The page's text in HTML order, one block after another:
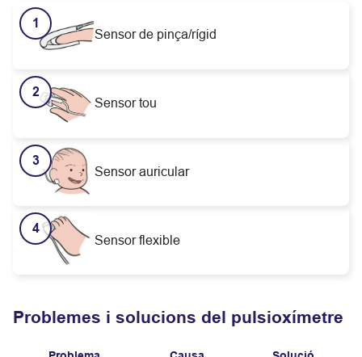
Sensor de pinça/rígid
Sensor tou
Sensor auricular
Sensor flexible
Problemes i solucions del pulsioxímetre